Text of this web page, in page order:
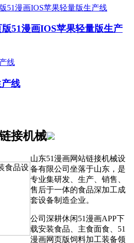
51漫画IOS苹果轻量版生产
线
接机械
山东51漫画网站链接机械设
备有限公司坐落于山东，是
专业集研发、生产、销售、
售后于一体的食品深加工成
套设备制造企业。
公司深耕休闲51漫画APP下
载安装食品、主食面食、51
漫画网页版饲料加工装备领